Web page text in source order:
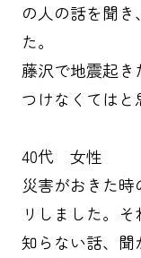
の人の話を聞
た。
藤沢で地震起
つけなくてはと
40代 女性
災害がおきた
リしました。そ
知らない話、